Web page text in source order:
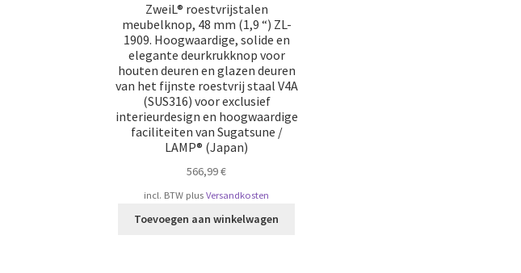
ZweiL® roestvrijstalen
meubelknop, 48 mm (1,9 “) ZL-
1909. Hoogwaardige, solide en
elegante deurkrukknop voor
houten deuren en glazen deuren
van het fijnste roestvrij staal V4A
(SUS316) voor exclusief
interieurdesign en hoogwaardige
faciliteiten van Sugatsune /
LAMP® (Japan)
566,99€
incl. BTW plusVersandkosten
Toevoegen aan winkelwagen